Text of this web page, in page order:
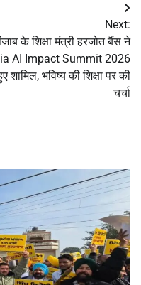
Next:
के शिक्षा मंत्री हरजोत बैंस ने
AI Impact Summit 2026
शामिल, भविष्य की शिक्षा पर की
चर्चा